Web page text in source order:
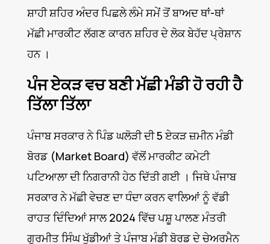
ਸ਼ਾਹੀ ਸ਼ਹਿਰ ਅੰਦਰ ਪਿਛਲੇ ਲੰਮੇ ਸਮੇਂ ਤੋਂ ਬਾਅਦ ਥਾਂ-ਥਾਂ
ਮੱਛੀ ਮਾਰਕੀਟ ਲੱਗਣ ਕਾਰਨ ਸ਼ਹਿਰ ਦੇ ਲੋਕ ਬੇਹੱਦ ਪ੍ਰੇਸ਼ਾਨ
ਹਨ ।
ਪੰਜ ਏਕੜ ਵਚ ਬਣੀ ਮੱਛੀ ਮੰਡੀ ਹੋ ਰਹੀ ਹੈ
ਤਿੱਲਾ ਤਿੱਲਾ
ਪੰਜਾਬ ਸਰਕਾਰ ਨੇ ਪਿੰਡ ਘਲੋੜੀ ਦੀ 5 ਏਕੜ ਜ਼ਮੀਨ ਮੰਡੀ
ਬੋਰਡ (Market Board) ਵੱਲੋਂ ਮਾਰਕੀਟ ਕਮੇਟੀ
ਪਟਿਆਲਾ ਦੀ ਨਿਗਰਾਨੀ ਹੇਠ ਦਿੱਤੀ ਗਈ । ਜਿਥੇ ਪੰਜਾਬ
ਸਰਕਾਰ ਨੇ ਮੱਛੀ ਵੇਚਣ ਦਾ ਧੰਦਾ ਕਰਨ ਵਾਲਿਆਂ ਨੂੰ ਵੱਡੀ
ਰਾਹਤ ਦਿੰਦਿਆਂ ਸਾਲ 2024 ਵਿੱਚ ਪਸ਼ੂ ਪਾਲਣ ਮੰਤਰੀ
ਗੁਰਮੀਤ ਸਿੰਘ ਖੁੱਡੀਆਂ ਤੇ ਪੰਜਾਬ ਮੰਡੀ ਬੋਰਡ ਦੇ ਚੇਅਰਮੈਨ